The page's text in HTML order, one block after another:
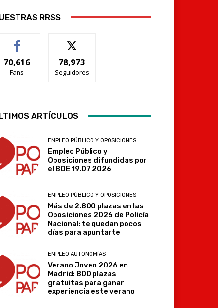
RRSS
70,616
Fans
78,973
Seguidores
ARTÍCULOS
EMPLEO PÚBLICO Y OPOSICIONES
Empleo Público y
Oposiciones difundidas por
el BOE 19.07.2026
EMPLEO PÚBLICO Y OPOSICIONES
Más de 2.800 plazas en las
Oposiciones 2026 de Policía
Nacional: te quedan pocos
días para apuntarte
EMPLEO AUTONOMÍAS
Verano Joven 2026 en
Madrid: 800 plazas
gratuitas para ganar
experiencia este verano